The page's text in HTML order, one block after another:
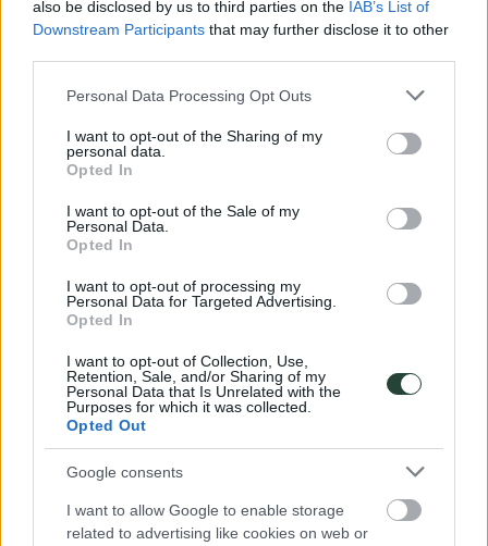
also be disclosed by us to third parties on the IAB’s List of
Downstream Participants that may further disclose it to other
Please note that this website/app uses one or more Google
not limited to your visit or usage behaviour. You may click to
grant or deny consent to Google and its third-party tags to
use your data for below specified purposes in below Google
consent section.
Personal Data Processing Opt Outs
I want to opt-out of the Sharing of my
personal data.
Opted In
I want to opt-out of the Sale of my
Personal Data.
Opted In
I want to opt-out of processing my
Personal Data for Targeted Advertising.
Opted In
I want to opt-out of Collection, Use,
Retention, Sale, and/or Sharing of my
Personal Data that Is Unrelated with the
Purposes for which it was collected.
Opted Out
Google consents
I want to allow Google to enable storage
related to advertising like cookies on web or